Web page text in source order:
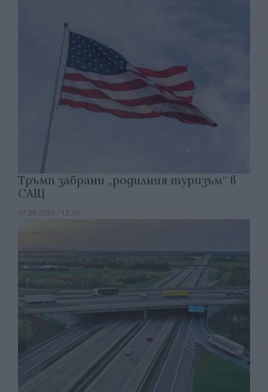
Тръмп забрани „родилния туризъм“ в
САЩ
07.08.2026 / 13:30